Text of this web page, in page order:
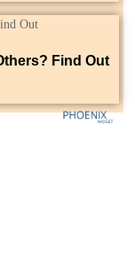
Find Out